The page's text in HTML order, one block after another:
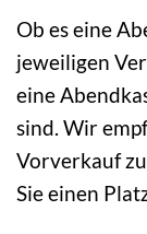
Ob es eine
jeweiligen
eine
sind. Wir
Vorverkauf
Sie einen